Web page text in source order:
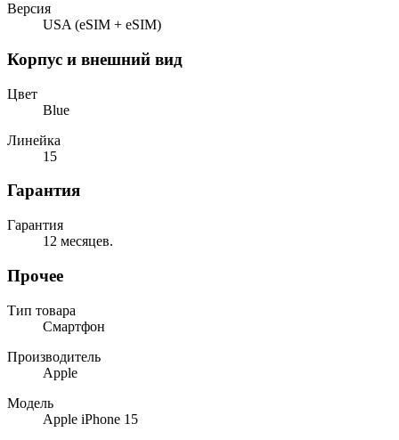
Версия
USA (eSIM + eSIM)
Корпус и внешний вид
Цвет
Blue
Линейка
15
Гарантия
Гарантия
12 месяцев.
Прочее
Тип товара
Смартфон
Производитель
Apple
Модель
Apple iPhone 15